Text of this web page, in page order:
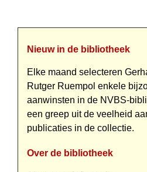
Nieuw in de bibliotheek
Elke maand selecteren
Rutger Ruempol enkele
aanwinsten in de NVBS-
een greep uit de veelheid
publicaties in de collectie.
Over de bibliotheek